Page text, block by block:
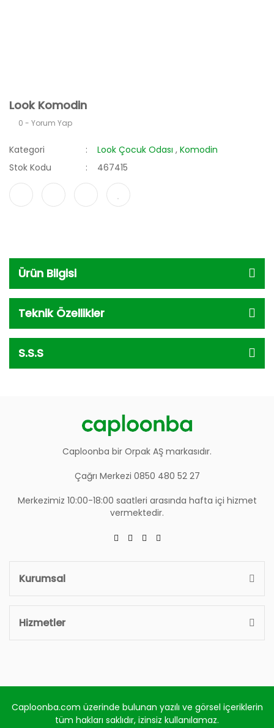
Look Komodin
0 - Yorum Yap
Kategori Look Çocuk Odası ,Komodin
Stok Kodu
467415
Ürün Bilgisi
Teknik Özellikler
S.S.S
Caploonba bir Orpak AŞ markasıdır.
Çağrı Merkezi 0850 480 52 27
Merkezimiz 10:00-18:00 saatleri arasında hafta içi hizmet
vermektedir.
Kurumsal
Hizmetler
Caploonba.com üzerinde bulunan yazılı ve görsel içeriklerin
tüm hakları saklıdır, izinsiz kullanılamaz.